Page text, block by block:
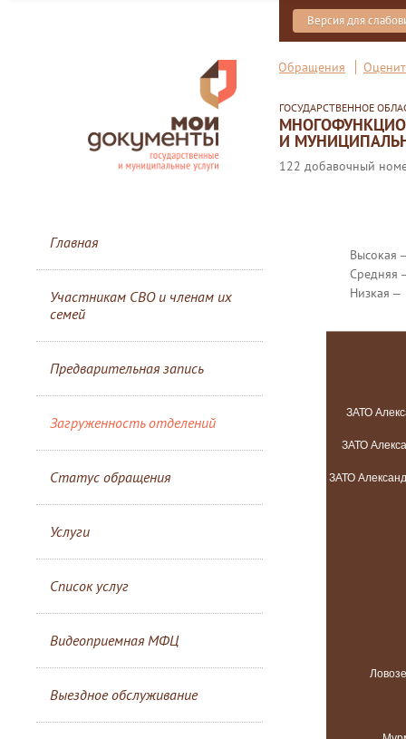
Версия для
Обращения
ГОСУДАРСТВЕННОЕ
И
122 добавочный
Главная
Участникам СВО и членам их
семей
Предварительная запись
Загруженность отделений
Статус обращения
Услуги
Список услуг
Видеоприемная МФЦ
Выездное обслуживание
Высокая
Средняя
Низкая ‒